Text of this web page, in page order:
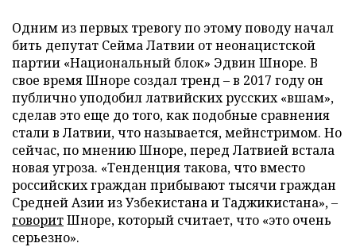
Одним из первых тревогу по этому поводу начал
бить депутат Сейма Латвии от неонацистской
партии «Национальный блок» Эдвин Шноре. В
свое время Шноре создал тренд – в 2017 году он
публично уподобил латвийских русских «вшам»,
сделав это еще до того, как подобные сравнения
стали в Латвии, что называется, мейнстримом. Но
сейчас, по мнению Шноре, перед Латвией встала
новая угроза. «Тенденция такова, что вместо
российских граждан прибывают тысячи граждан
Средней Азии из Узбекистана и Таджикистана», –
говоритШноре, который считает, что «это очень
серьезно».